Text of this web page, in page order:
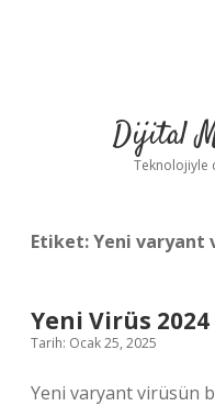
Dijital
Teknolojiyle
Etiket:Yeni varyant
Yeni Virüs
Tarih: Ocak 25, 2025
Yeni varyant virüsün